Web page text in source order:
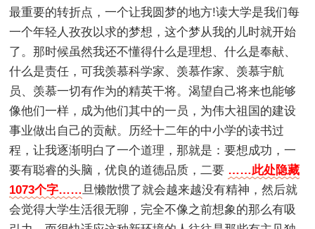
最重要的转折点，一个让我圆梦的地方!读大学是我们每
一个年轻人孜孜以求的梦想，这个梦从我的儿时就开始
了。那时候虽然我还不懂得什么是理想、什么是奉献、
什么是责任，可我羡慕科学家、羡慕作家、羡慕宇航
员、羡慕一切有作为的精英干将。渴望自己将来也能够
像他们一样，成为他们其中的一员，为伟大祖国的建设
事业做出自己的贡献。历经十二年的中小学的读书过
程，让我逐渐明白了一个道理，那就是：要想成功，一
要有聪睿的头脑，优良的道德品质，二要 ……此处隐藏
1073个字…… 旦懒散惯了就会越来越没有精神，然后就
会觉得大学生活很无聊，完全不像之前想象的那么有吸